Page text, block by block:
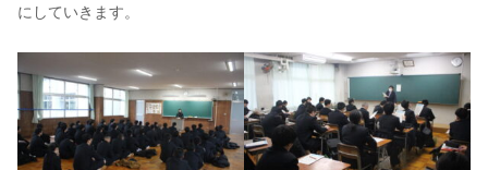
にしていきます。